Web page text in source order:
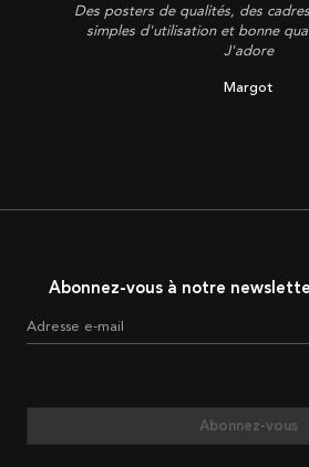
Des posters de qualités, des
simples d'utilisation et bonne
J'adore
Margot
Abonnez-vous à notre
Adresse e-mail
Abonnez-vous